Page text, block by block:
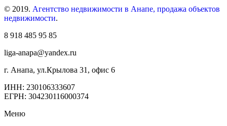
© 2019. Агентство недвижимости в Анапе, продажа объектов
недвижимости.
8 918 485 95 85
liga-anapa@yandex.ru
г. Анапа, ул.Крылова 31, офис 6
ИНН: 230106333607
ЕГРН: 304230116000374
Меню